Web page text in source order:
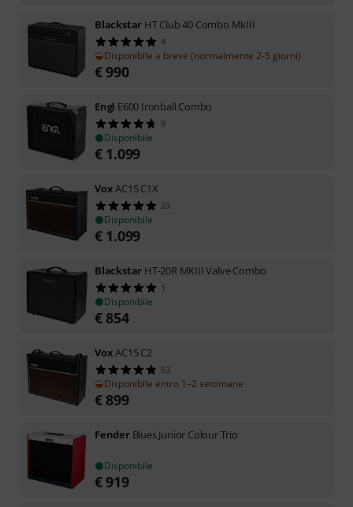
Blackstar HT Club 40 Combo MkIII
4
Disponibile a breve (normalmente 2-5 giorni)
€990
Engl E600 Ironball Combo
9
Disponibile
€ 1.099
VoxAC15 C1X
23
Disponibile
€ 1.099
Blackstar HT-20R MKIII Valve Combo
1
Disponibile
€ 854
VoxAC15 C2
53
Disponibile entro 1–2 settimane
€ 899
Fender Blues Junior Colour Trio
Disponibile
€919